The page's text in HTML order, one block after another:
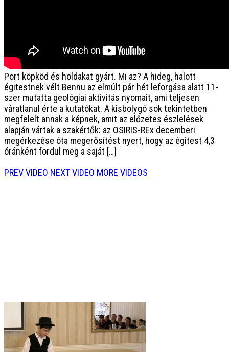
Port köpköd és holdakat gyárt. Mi az? A hideg, halott
égitestnek vélt Bennu az elmúlt pár hét leforgása alatt 11-
szer mutatta geológiai aktivitás nyomait, ami teljesen
váratlanul érte a kutatókat. A kisbolygó sok tekintetben
megfelelt annak a képnek, amit az előzetes észlelések
alapján vártak a szakértők: az OSIRIS-REx decemberi
megérkezése óta megerősítést nyert, hogy az égitest 4,3
óránként fordul meg a saját […]
PREV VIDEO NEXT VIDEO MORE VIDEOS